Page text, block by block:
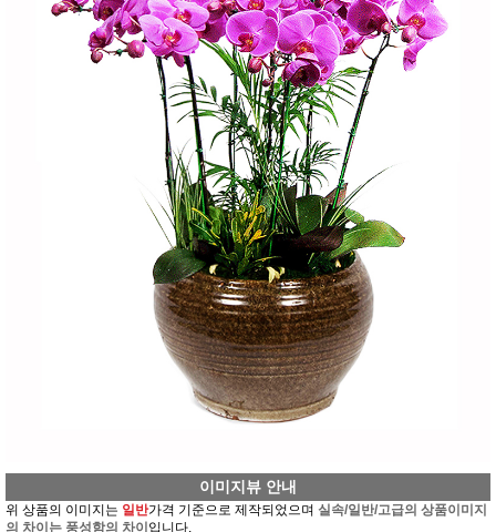
이미지뷰 안내
위 상품의 이미지는 일반가격 기준으로 제작되었으며 실속/일반/고급의 상품이미지
의 차이는 풍성함의 차이입니다.